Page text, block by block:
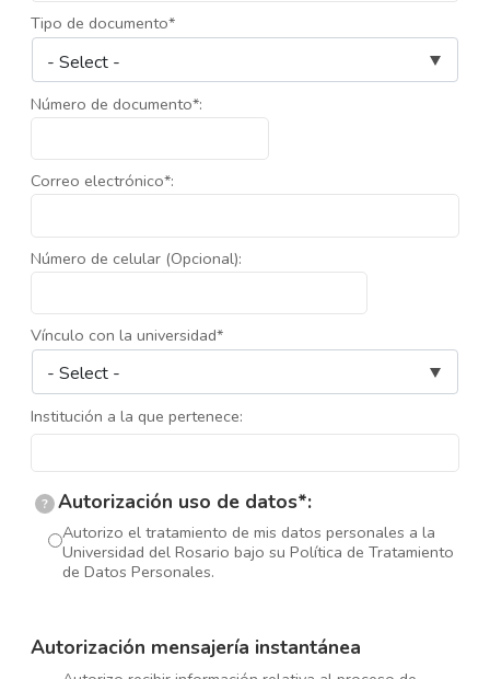
Tipo de documento*
Número de documento*:
Correo electrónico*:
Número de celular (Opcional):
Vínculo con la universidad*
Institución a la que pertenece:
? Autorización uso de datos*:
Autorizo el tratamiento de mis datos personales a la
Universidad del Rosario bajo su Política de Tratamiento
de Datos Personales.
Autorización mensajería instantánea